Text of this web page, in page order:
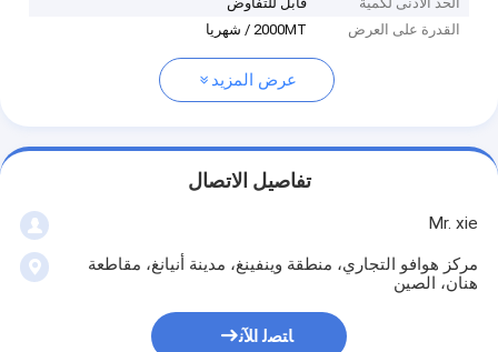
القدرة على العرض
2000MT / شهريا
عرض المزيد
تفاصيل الاتصال
Mr. xie
مركز هوافو التجاري، منطقة وينفينغ، مدينة أنيانغ، مقاطعة
هنان، الصين
ﺎﺘﺼﻟ ﺍﻶﻧ